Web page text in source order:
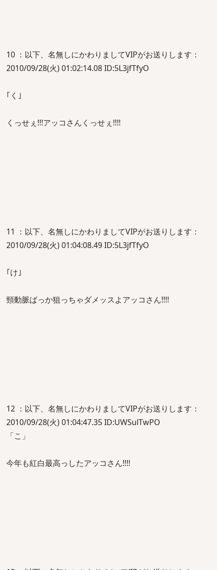
10 ：以下、名無しにかわりましてVIPがお送りします：
2010/09/28(火) 01:02:14.08 ID:5L3jfTfyO
｢く｣
くっせぇ!!!アッコさんくっせぇ!!!!
11 ：以下、名無しにかわりましてVIPがお送りします：
2010/09/28(火) 01:04:08.49 ID:5L3jfTfyO
｢け｣
頸動脈ばっか狙っちゃダメッスよアッコさん!!!!
12 ：以下、名無しにかわりましてVIPがお送りします：
2010/09/28(火) 01:04:47.35 ID:UWSulTwPO
「こ」
今年も紅白最高っしたアッコさん!!!!